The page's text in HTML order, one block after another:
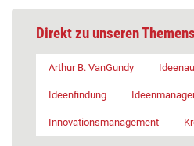
Direkt zu unseren
Arthur B. VanGundy
Ideenfindung
Innovationsmanagement